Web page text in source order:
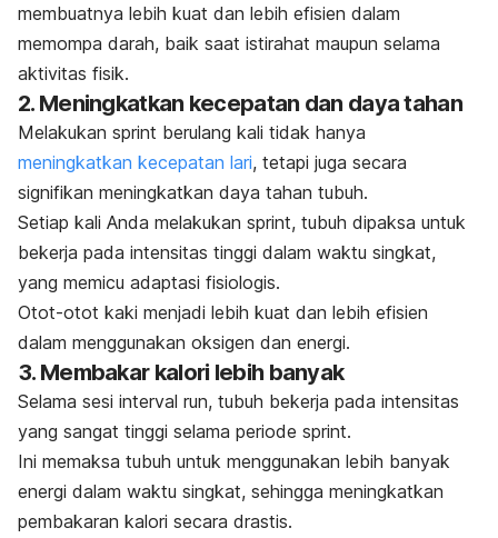
membuatnya lebih kuat dan lebih efisien dalam
memompa darah, baik saat istirahat maupun selama
aktivitas fisik.
2. Meningkatkan kecepatan dan daya tahan
Melakukan sprint berulang kali tidak hanya
meningkatkan kecepatan lari, tetapi juga secara
signifikan meningkatkan daya tahan tubuh.
Setiap kali Anda melakukan sprint, tubuh dipaksa untuk
bekerja pada intensitas tinggi dalam waktu singkat,
yang memicu adaptasi fisiologis.
Otot-otot kaki menjadi lebih kuat dan lebih efisien
dalam menggunakan oksigen dan energi.
3. Membakar kalori lebih banyak
Selama sesi interval run, tubuh bekerja pada intensitas
yang sangat tinggi selama periode sprint.
Ini memaksa tubuh untuk menggunakan lebih banyak
energi dalam waktu singkat, sehingga meningkatkan
pembakaran kalori secara drastis.